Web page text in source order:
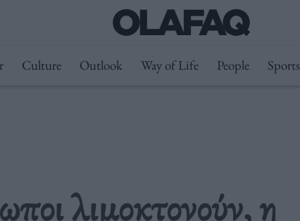
Culture Outlook Way of Life People Sports
λιμοκτονούν, η